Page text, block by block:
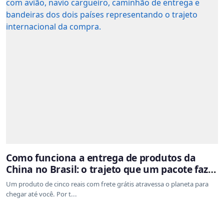
Como funciona a entrega de produtos da
China no Brasil: o trajeto que um pacote faz
do outro lado do mundo até a sua casa
Um produto de cinco reais com frete grátis atravessa o planeta para
chegar até você. Por t...